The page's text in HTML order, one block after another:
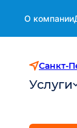
О компании
Санкт-
Услуги